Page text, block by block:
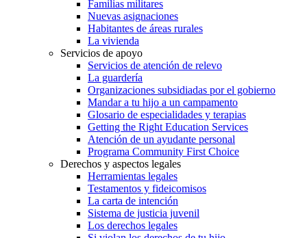
Familias militares
Nuevas asignaciones
Habitantes de áreas rurales
La vivienda
Servicios de apoyo
Servicios de atención de relevo
La guardería
Organizaciones subsidiadas por el gobierno
Mandar a tu hijo a un campamento
Glosario de especialidades y terapias
Getting the Right Education Services
Atención de un ayudante personal
Programa Community First Choice
Derechos y aspectos legales
Herramientas legales
Testamentos y fideicomisos
La carta de intención
Sistema de justicia juvenil
Los derechos legales